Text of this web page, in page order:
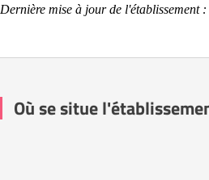
Dernière mise à jour de l'établissement
Où se situe